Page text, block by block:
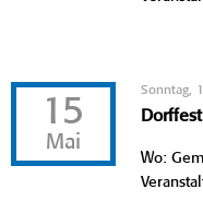
15
Mai
Sonntag,
Wo: